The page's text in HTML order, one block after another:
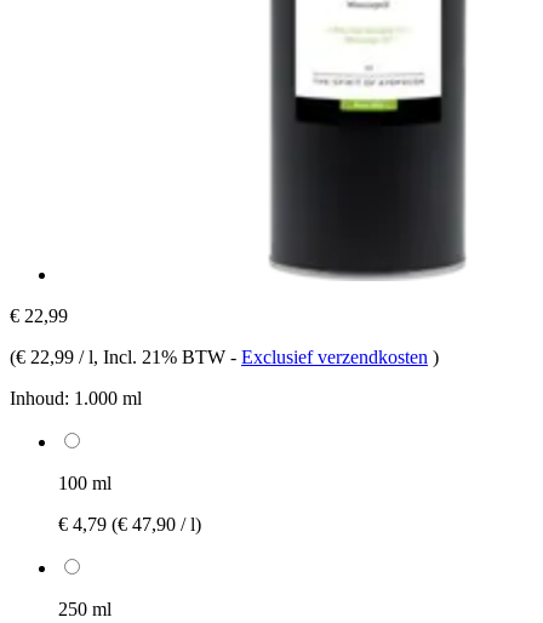
€ 22,99
(€ 22,99 / l, Incl. 21% BTW - Exclusief verzendkosten )
Inhoud: 1.000 ml
100 ml
€ 4,79 (€ 47,90 / l)
250 ml